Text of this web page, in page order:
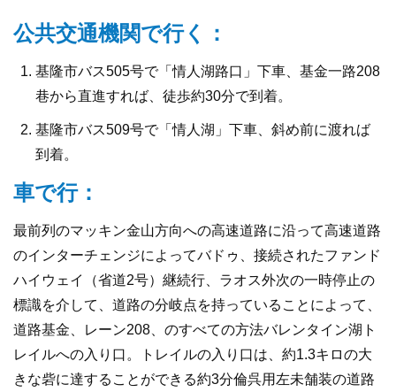
公共交通機関で行く：
基隆市バス505号で「情人湖路口」下車、基金一路208
巷から直進すれば、徒歩約30分で到着。
基隆市バス509号で「情人湖」下車、斜め前に渡れば
到着。
車で行：
最前列のマッキン金山方向への高速道路に沿って高速道路
のインターチェンジによってバドゥ、接続されたファンド
ハイウェイ（省道2号）継続行、ラオス外次の一時停止の
標識を介して、道路の分岐点を持っていることによって、
道路基金、レーン208、のすべての方法バレンタイン湖ト
レイルへの入り口。トレイルの入り口は、約1.3キロの大
きな砦に達することができる約3分倫呉用左未舗装の道路